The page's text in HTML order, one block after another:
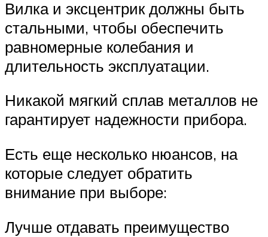
Вилка и эксцентрик должны быть
стальными, чтобы обеспечить
равномерные колебания и
длительность эксплуатации.
Никакой мягкий сплав металлов не
гарантирует надежности прибора.
Есть еще несколько нюансов, на
которые следует обратить
внимание при выборе:
Лучше отдавать преимущество